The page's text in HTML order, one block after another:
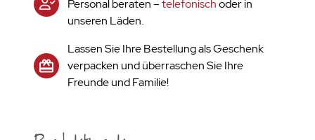
Personal beraten –telefonischoder in
unseren Läden.
Lassen Sie Ihre Bestellung als Geschenk
verpacken und überraschen Sie Ihre
Freunde und Familie!